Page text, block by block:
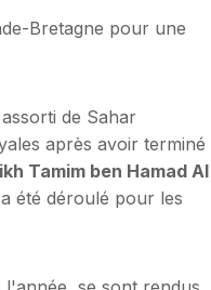
Bretagne pour une
de Sahar
après avoir terminé
Tamim ben Hamad Al
été déroulé pour les